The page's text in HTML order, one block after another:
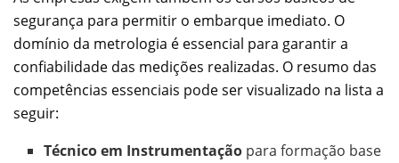
segurança para permitir o embarque imediato. O
domínio da metrologia é essencial para garantir a
confiabilidade das medições realizadas. O resumo das
competências essenciais pode ser visualizado na lista a
seguir:
Técnico em Instrumentação para formação base